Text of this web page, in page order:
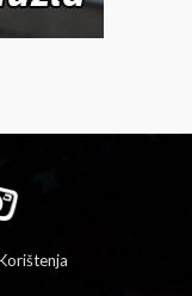
gde je sve